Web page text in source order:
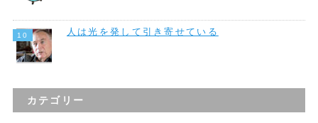
人は光を発して引き寄せている
カテゴリー